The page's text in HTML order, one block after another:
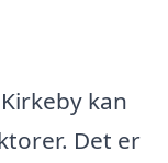
kan
Det er